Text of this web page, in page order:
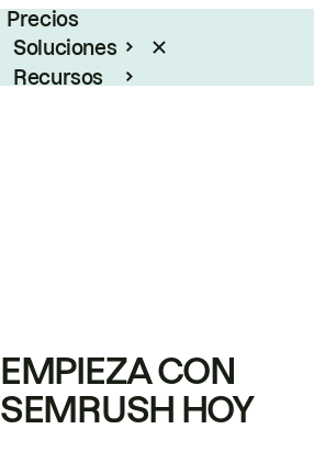
Precios
Soluciones
Recursos
EMPIEZA CON
SEMRUSH HOY